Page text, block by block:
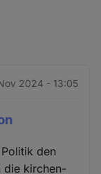
2024 - 13:05
den
die kirchen-